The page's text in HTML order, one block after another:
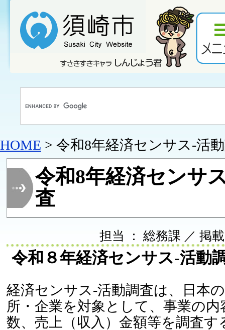
HOME > 令和8年経済センサス-活
令和8年経済センサ
査
担当 ： 総務課 ／ 掲
令和８年経済センサス-活動
経済センサス-活動調査は、日本
所・企業を対象として、事業の内
数、売上（収入）金額等を調査す